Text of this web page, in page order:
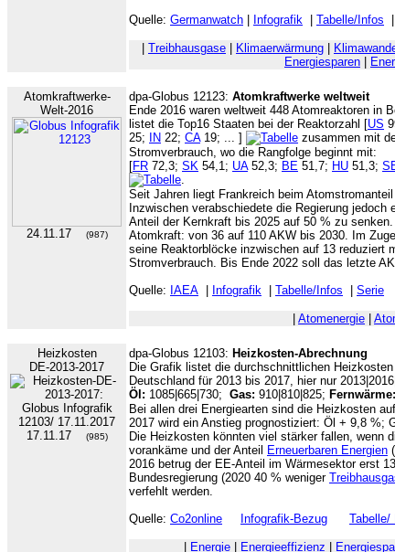
Quelle: Germanwatch Infografik Tabelle/Infos
Treibhausgase Klimaerwärmung
Energiesparen
Atomkraftwerke-
Welt-2016
24.11.17 (987)
dpa-Globus 12123: Atomkraftwerke weltweit
Ende 2016 waren weltweit 448 Atomreaktoren in
listet die Top16 Staaten bei der Reaktorzahl [US
25;
IN 22; CA19; ... ]
zusammen mit
Stromverbrauch, wo die Rangfolge beginnt mit:
[FR 72,3; SK 54,1; UA52,3; BE 51,7; HU 51,3;
.
Seit Jahren liegt Frankreich beim
Inzwischen verabschiedete die Regierung
Anteil der Kernkraft bis 2025 auf 50 % zu
Atomkraft: von 36 auf 110 AKW bis 2030. Im
seine Reaktorblöcke inzwischen auf 13 reduziert
Stromverbrauch. Bis Ende 2022 soll das letzte
Quelle: IAEA Infografik Tabelle/Infos Serie
Atomenergie
Heizkosten
DE-2013-2017
17.11.17 (985)
dpa-Globus 12103: Heizkosten-Abrechnung
Die Grafik listet die durchschnittlichen
Deutschland für 2013 bis 2017, hier nur
Öl: 1085|665|730; Gas: 910|810|825; Fernwärme:
Bei allen drei Energiearten sind die Heizkosten
2017 wird ein Anstieg prognostiziert: Öl + 9,8 %;
Die Heizkosten könnten viel stärker fallen, wenn
vorankäme und der Anteil
Erneuerbaren Energien
2016 betrug der EE-Anteil im Wärmesektor erst
Bundesregierung (2020 40 % weniger
verfehlt werden.
Quelle: Co2online Infografik-Bezug Tabelle/
Energie Energieeffizienz